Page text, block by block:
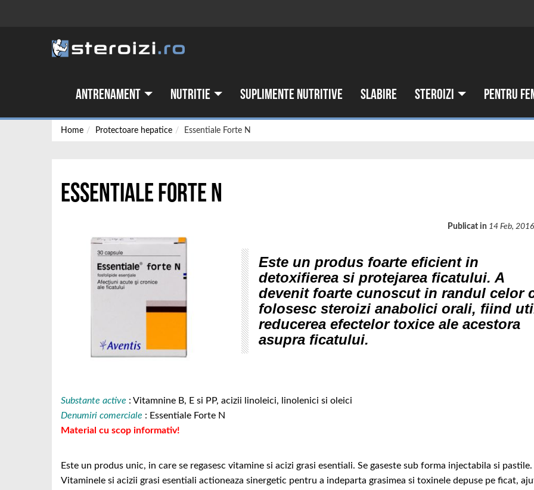
Antrenament Nutritie Suplimente nutritive Slabire Steroizi Pentru
Home Protectoare hepatice Essentiale Forte N
Essentiale Forte N
Publicat in 14 Feb, 2016
Este un produs foarte eficient in
detoxifierea si protejarea ficatului. A
devenit foarte cunoscut in randul celor
folosesc steroizi anabolici orali, fiind
reducerea efectelor toxice ale acestora
asupra ficatului.
Substante active : Vitamnine B, E si PP, acizii linoleici, linolenici si oleici
Denumiri comerciale : Essentiale Forte N
Material cu scop informativ!
Este un produs unic, in care se regasesc vitamine si acizi grasi esentiali. Se gaseste sub forma injectabila si pastile.
Vitaminele si acizii grasi esentiali actioneaza sinergetic pentru a indeparta grasimea si toxinele depuse pe ficat,